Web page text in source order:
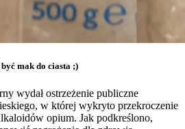
mak do ciasta ;)
wydał ostrzeżenie publiczne
w której wykryto przekroczenie
opium. Jak podkreślono,